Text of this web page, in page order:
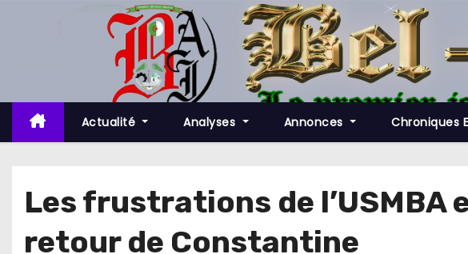
t
c
Actualité Analyses Annonces Chroniques
Les frustrations de
retour de Constantine